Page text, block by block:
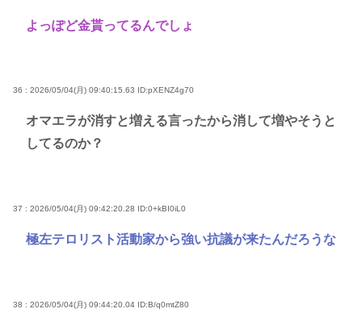
よっぽど金貰ってるんでしょ
36 : 2026/05/04(月) 09:40:15.63 ID:pXENZ4g70
オマエラが消すと増える言ったから消して増やそうと
してるのか？
37 : 2026/05/04(月) 09:42:20.28 ID:0+kBI0iL0
極左テロリスト活動家から強い抗議が来たんだろうな
38 : 2026/05/04(月) 09:44:20.04 ID:B/q0mtZ80